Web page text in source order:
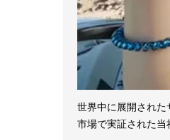
世界中に展開され
市場で実証された